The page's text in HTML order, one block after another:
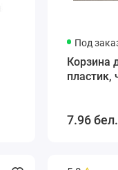
Под
Корзина
пластик,
7.96